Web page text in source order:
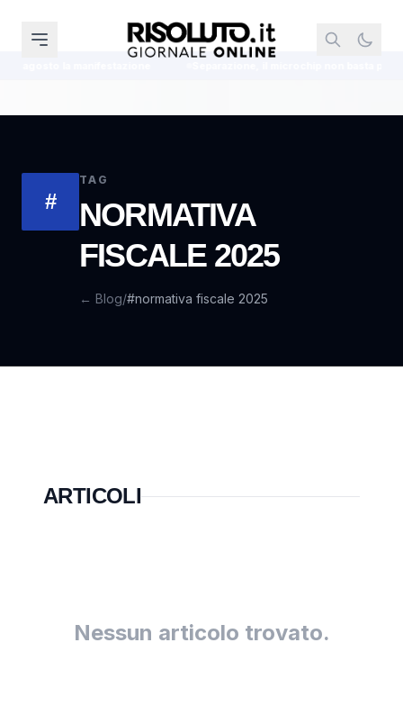
#
TAG
NORMATIVA
FISCALE 2025
← Blog/#normativa fiscale 2025
ARTICOLI
Nessun articolo trovato.